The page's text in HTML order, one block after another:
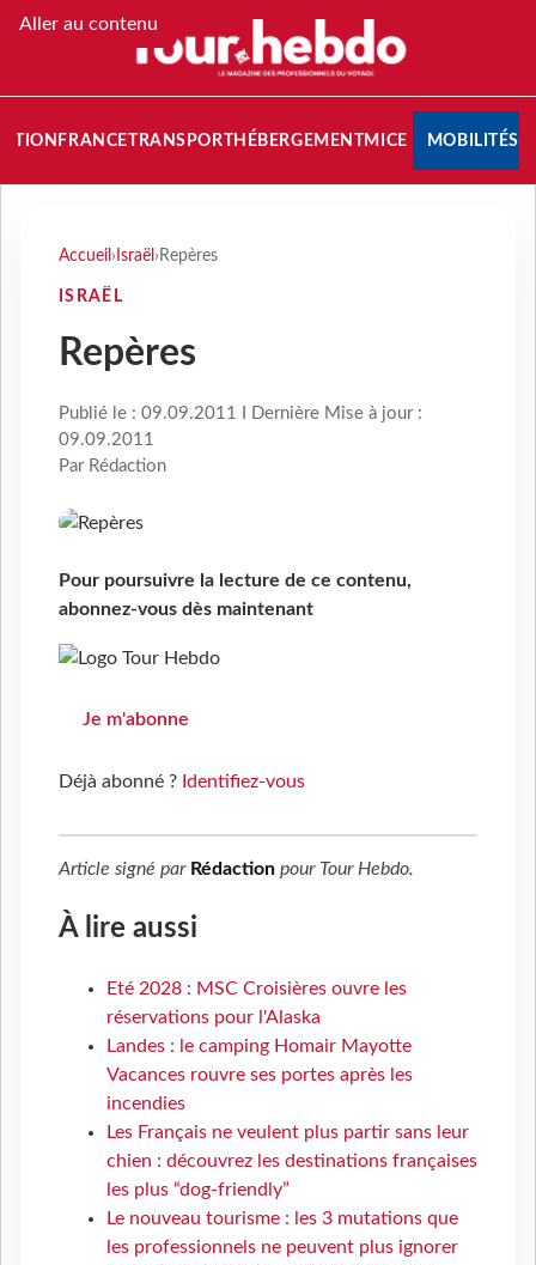
Aller au contenu
FRANCETRANSPORT HÉBERGEMENTMICE MOBILITÉS
Accueil › Israël › Repères
ISRAËL
Repères
Publié le : 09.09.2011 I Dernière Mise à jour :
09.09.2011
Par Rédaction
Pour poursuivre la lecture de ce contenu,
abonnez-vous dès maintenant
Je m'abonne
Déjà abonné ? Identifiez-vous
Article signé par Rédaction pour Tour Hebdo.
À lire aussi
Eté 2028 : MSC Croisières ouvre les
réservations pour l'Alaska
Landes : le camping Homair Mayotte
Vacances rouvre ses portes après les
incendies
Les Français ne veulent plus partir sans leur
chien : découvrez les destinations françaises
les plus “dog-friendly”
Le nouveau tourisme : les 3 mutations que
les professionnels ne peuvent plus ignorer